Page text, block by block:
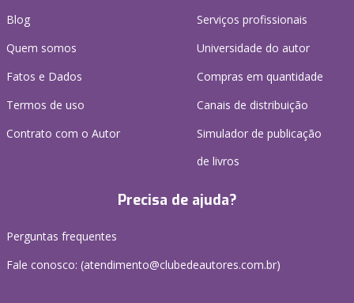
Blog
Quem somos
Fatos e Dados
Termos de uso
Contrato com o Autor
Serviços profissionais
Universidade do autor
Compras em quantidade
Canais de distribuição
Simulador de publicação
de livros
Precisa de ajuda?
Perguntas frequentes
Fale conosco: (atendimento@clubedeautores.com.br)